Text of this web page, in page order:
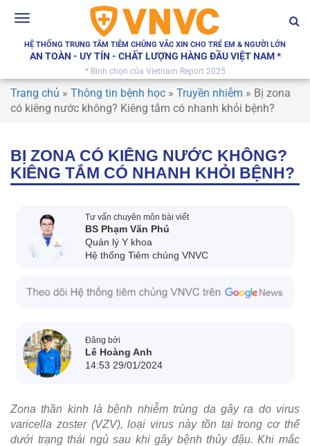
Toggle
HỆ THỐNG TRUNG TÂM TIÊM CHỦNG VẮC XIN CHO TRẺ EM & NGƯỜI LỚN
AN TOÀN - UY TÍN - CHẤT LƯỢNG HÀNG ĐẦU VIỆT NAM *
* Bình chọn của Vietnam Report 2025
Trang chủ » Thông tin bệnh học » Truyền nhiễm » Bị zona
có kiêng nước không? Kiêng tắm có nhanh khỏi bệnh?
BỊ ZONA CÓ KIÊNG NƯỚC KHÔNG?
KIÊNG TẮM CÓ NHANH KHỎI BỆNH?
Tư vấn chuyên môn bài viết
BS Phạm Văn Phú
Quản lý Y khoa
Hệ thống Tiêm chủng VNVC
Đăng bởi
Lê Hoàng Anh
14:53 29/01/2024
Zona thần kinh là bệnh nhiễm trùng da gây ra do virus
varicella zoster (VZV), loại virus này tồn tại trong cơ thể
dưới trạng thái ngủ sau khi gây bệnh thủy đậu. Khi mắc